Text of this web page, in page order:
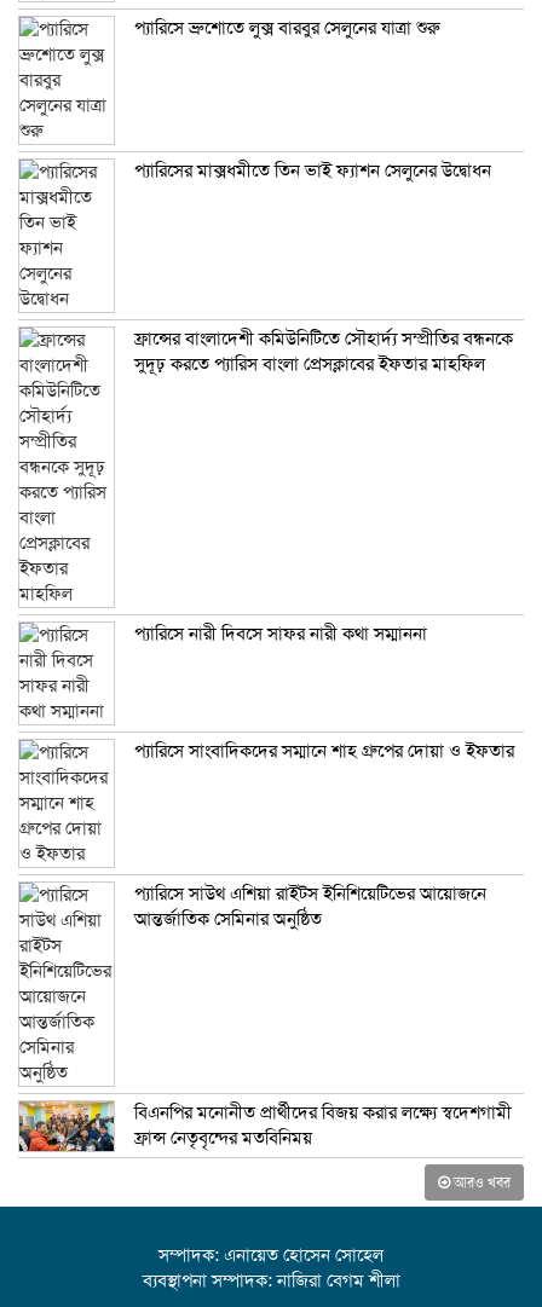
প্যারিসে ব্রুশোতে লুক্স বারবুর সেলুনের যাত্রা শুরু
প্যারিসের মাক্সধমীতে তিন ভাই ফ্যাশন সেলুনের উদ্বোধন
ফ্রান্সের বাংলাদেশী কমিউনিটিতে সৌহার্দ্য সম্প্রীতির বন্ধনকে
সুদূঢ় করতে প্যারিস বাংলা প্রেসক্লাবের ইফতার মাহফিল
প্যারিসে নারী দিবসে সাফর নারী কথা সম্মাননা
প্যারিসে সাংবাদিকদের সম্মানে শাহ গ্রুপের দোয়া ও ইফতার
প্যারিসে সাউথ এশিয়া রাইটস ইনিশিয়েটিভের আয়োজনে
আন্তর্জাতিক সেমিনার অনুষ্ঠিত
বিএনপির মনোনীত প্রার্থীদের বিজয় করার লক্ষ্যে স্বদেশগামী
ফ্রান্স নেতৃবৃন্দের মতবিনিময়
আরও খবর
সম্পাদক: এনায়েত হোসেন সোহেল
ব্যবস্থাপনা সম্পাদক: নাজিরা বেগম শীলা